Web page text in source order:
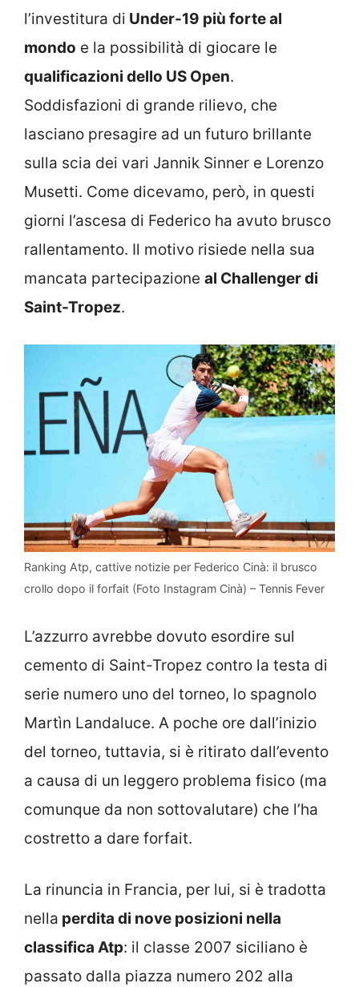
l’investitura di Under-19 più forte al
mondo e la possibilità di giocare le
qualificazioni dello US Open.
Soddisfazioni di grande rilievo, che
lasciano presagire ad un futuro brillante
sulla scia dei vari Jannik Sinner e Lorenzo
Musetti. Come dicevamo, però, in questi
giorni l’ascesa di Federico ha avuto brusco
rallentamento. Il motivo risiede nella sua
mancata partecipazione al Challenger di
Saint-Tropez.
Ranking Atp, cattive notizie per Federico Cinà: il brusco
crollo dopo il forfait (Foto Instagram Cinà) – Tennis Fever
L’azzurro avrebbe dovuto esordire sul
cemento di Saint-Tropez contro la testa di
serie numero uno del torneo, lo spagnolo
Martìn Landaluce. A poche ore dall’inizio
del torneo, tuttavia, si è ritirato dall’evento
a causa di un leggero problema fisico (ma
comunque da non sottovalutare) che l’ha
costretto a dare forfait.
La rinuncia in Francia, per lui, si è tradotta
nella perdita di nove posizioni nella
classifica Atp: il classe 2007 siciliano è
passato dalla piazza numero 202 alla